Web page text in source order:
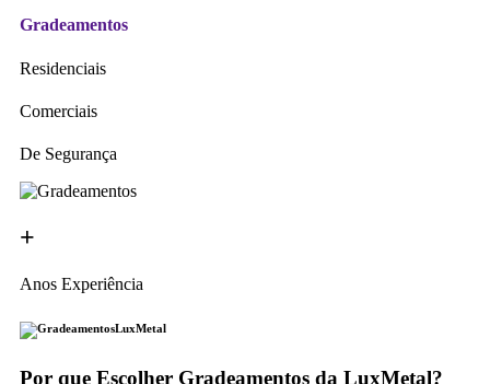
Gradeamentos
Residenciais
Comerciais
De Segurança
+
Anos Experiência
LuxMetal
Por que Escolher Gradeamentos da LuxMetal?